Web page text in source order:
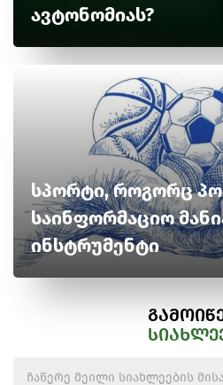
ავტონომიას?
სპორტი, როგორც
საინფორმაციო
ინსტრუმენტი